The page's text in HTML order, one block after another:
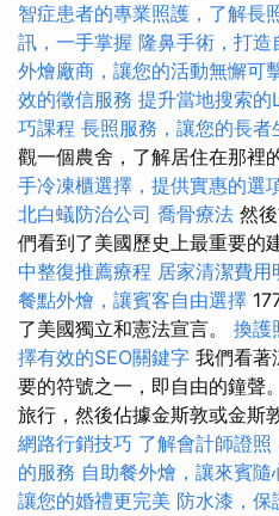
智症患者的專業照護，了解長
訊，一手掌握 隆鼻手術，打造
外燴廠商，讓您的活動無懈可
效的徵信服務 提升當地搜索的
巧課程 長照服務，讓您的長者
觀一個農舍，了解居住在那裡
手冷凍櫃選擇，提供實惠的選
北白蟻防治公司 喬骨療法 然
們看到了美國歷史上最重要的
中整復推薦療程 居家清潔費
餐點外燴，讓賓客自由選擇
了美國獨立和憲法宣言。 換護
擇有效的SEO關鍵字 我們看著
要的符號之一，即自由的鐘聲
旅行，然後佔據金斯敦或金斯
網路行銷技巧 了解會計師證
的服務 自助餐外燴，讓來賓隨
讓您的婚禮更完美 防水漆，保